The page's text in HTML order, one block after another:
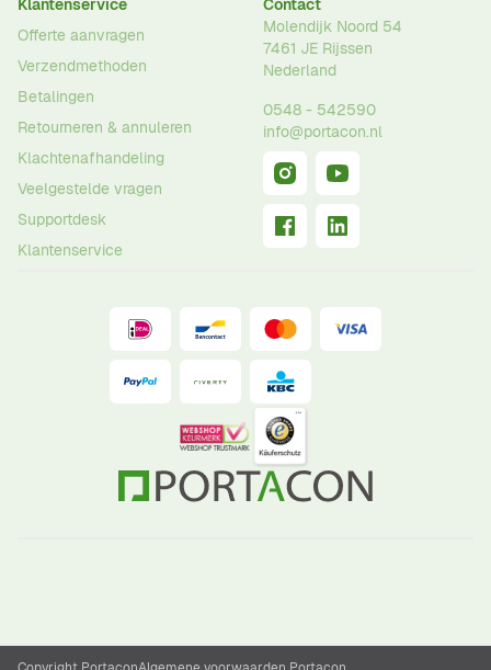
Klantenservice
Offerte aanvragen
Verzendmethoden
Betalingen
Retourneren & annuleren
Klachtenafhandeling
Veelgestelde vragen
Supportdesk
Klantenservice
Contact
Molendijk Noord 54
7461 JE Rijssen
Nederland
0548 - 542590
info@portacon.nl